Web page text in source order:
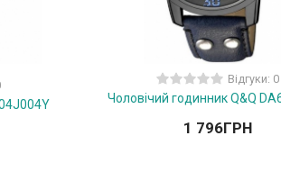
Відгуки: 0
Чоловічий годинник Q&Q
1 796ГРН